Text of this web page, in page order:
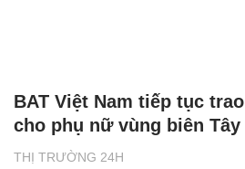
THỊ TRƯỜNG 24H
BAT Việt Nam tiếp tục
cho phụ nữ vùng biên Tây